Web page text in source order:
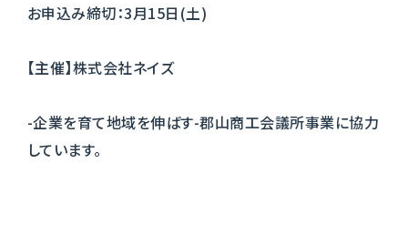
お申込み締切：3月15日(土)
【主催】株式会社ネイズ
-企業を育て地域を伸ばす-郡山商工会議所事業に協力
しています。